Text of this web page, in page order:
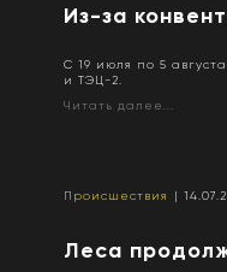
Из-за
С 19 июля по 5
и ТЭЦ-2.
Читать далее...
Происшествия |
Леса